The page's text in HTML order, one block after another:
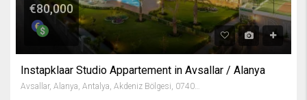
€80,000
Instapklaar Studio Appartement in Avsallar / Alanya